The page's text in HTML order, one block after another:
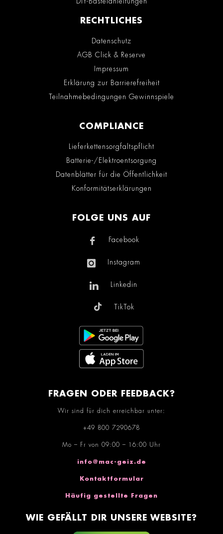
RECHTLICHES
Datenschutz
AGB Click & Reserve
Impressum
Erklärung zur Barrierefreiheit
Teilnahmebedingungen Gewinnspiele
COMPLIANCE
Lieferkettensorgfaltspflicht
Batterie-/Elektroentsorgung
Datenblätter für die Öffentlichkeit
Konformitätserklärungen
FOLGE UNS AUF
Facebook
Instagram
Linkedin
TikTok
FRAGEN ODER FEEDBACK?
Wir sind für dich erreichbar unter:
+49 800 7290678
Mo – Fr von 09:00 – 16:00 Uhr
info@mac-geiz.de
Kontaktformular
Häufig gestellte Fragen
WIE GEFÄLLT DIR UNSERE WEBSITE?